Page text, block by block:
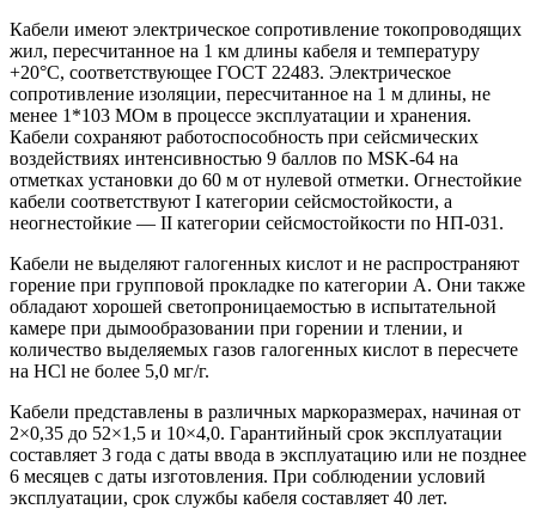
Кабели имеют электрическое сопротивление токопроводящих
жил, пересчитанное на 1 км длины кабеля и температуру
+20°C, соответствующее ГОСТ 22483. Электрическое
сопротивление изоляции, пересчитанное на 1 м длины, не
менее 1*103 МОм в процессе эксплуатации и хранения.
Кабели сохраняют работоспособность при сейсмических
воздействиях интенсивностью 9 баллов по MSK-64 на
отметках установки до 60 м от нулевой отметки. Огнестойкие
кабели соответствуют I категории сейсмостойкости, а
неогнестойкие — II категории сейсмостойкости по НП-031.
Кабели не выделяют галогенных кислот и не распространяют
горение при групповой прокладке по категории А. Они также
обладают хорошей светопроницаемостью в испытательной
камере при дымообразовании при горении и тлении, и
количество выделяемых газов галогенных кислот в пересчете
на HCl не более 5,0 мг/г.
Кабели представлены в различных маркоразмерах, начиная от
2×0,35 до 52×1,5 и 10×4,0. Гарантийный срок эксплуатации
составляет 3 года с даты ввода в эксплуатацию или не позднее
6 месяцев с даты изготовления. При соблюдении условий
эксплуатации, срок службы кабеля составляет 40 лет.